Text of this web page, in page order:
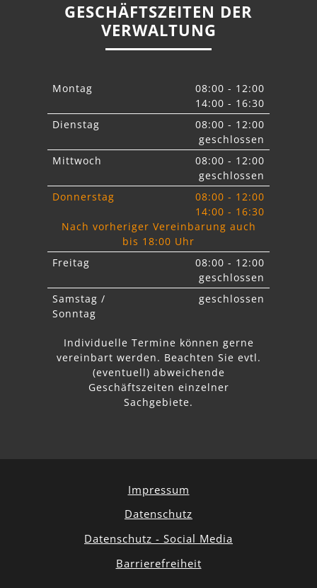
GESCHÄFTSZEITEN DER
VERWALTUNG
Montag
08:00 - 12:00
14:00 - 16:30
Dienstag
08:00 - 12:00
geschlossen
Mittwoch
08:00 - 12:00
geschlossen
Donnerstag
08:00 - 12:00
14:00 - 16:30
Nach vorheriger Vereinbarung auch
bis 18:00 Uhr
Freitag
08:00 - 12:00
geschlossen
Samstag /
Sonntag
geschlossen
Individuelle Termine können gerne
vereinbart werden. Beachten Sie evtl.
abweichende
Geschäftszeiten einzelner
Sachgebiete.
Impressum
Datenschutz
Datenschutz - Social Media
Barrierefreiheit